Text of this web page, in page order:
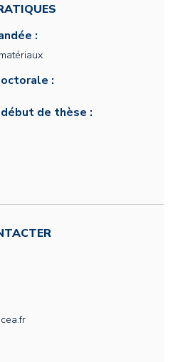
:
:
de thèse :